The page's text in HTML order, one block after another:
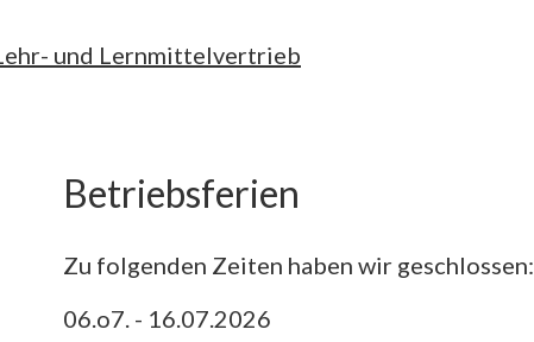
Zum und Lernmittelvertrieb
Betriebsferien
Zu folgenden Zeiten haben wir geschlossen:
06.o7. - 16.07.2026